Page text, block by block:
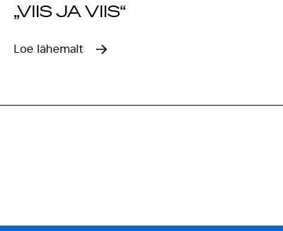
„VIIS JA VIIS“
Loe lähemalt